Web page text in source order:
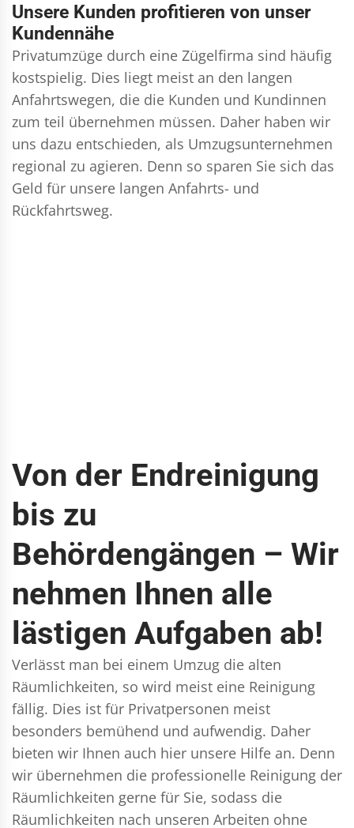
Unsere Kunden profitieren von unser
Kundennähe
Privatumzüge durch eine Zügelfirma sind häufig
kostspielig. Dies liegt meist an den langen
Anfahrtswegen, die die Kunden und Kundinnen
zum teil übernehmen müssen. Daher haben wir
uns dazu entschieden, als Umzugsunternehmen
regional zu agieren. Denn so sparen Sie sich das
Geld für unsere langen Anfahrts- und
Rückfahrtsweg.
Von der Endreinigung
bis zu
Behördengängen – Wir
nehmen Ihnen alle
lästigen Aufgaben ab!
Verlässt man bei einem Umzug die alten
Räumlichkeiten, so wird meist eine Reinigung
fällig. Dies ist für Privatpersonen meist
besonders bemühend und aufwendig. Daher
bieten wir Ihnen auch hier unsere Hilfe an. Denn
wir übernehmen die professionelle Reinigung der
Räumlichkeiten gerne für Sie, sodass die
Räumlichkeiten nach unseren Arbeiten ohne